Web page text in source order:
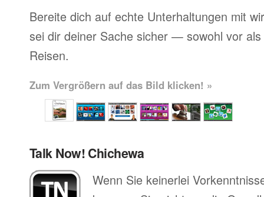
Bereite dich auf echte Unterhaltungen mit
sei dir deiner Sache sicher — sowohl vor
Reisen.
Zum Vergrößern auf das Bild klicken! »
Talk Now! Chichewa
Wenn Sie keinerlei